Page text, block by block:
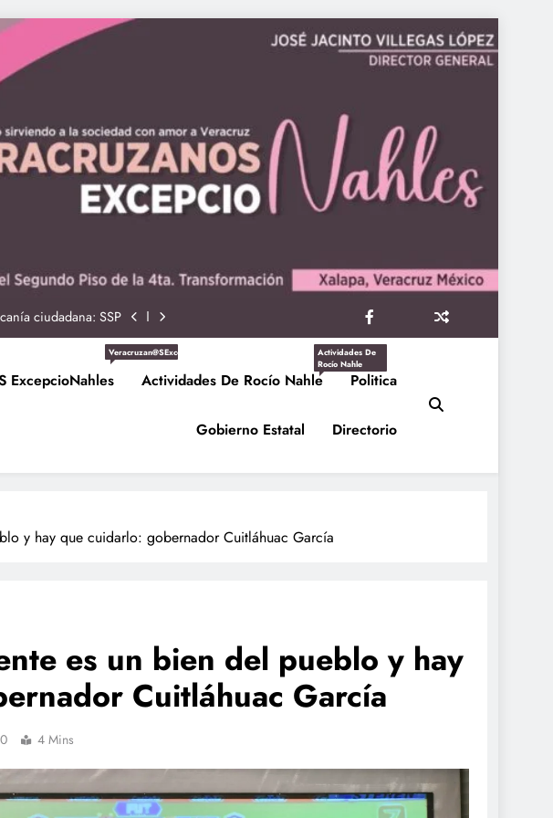
destinos turísticos
de cadetes
ciudadana: SSP
Palabra y a la Familia
destinos turísticos
ciudadana: SSP
y a la Familia
destinos turísticos
ExcepcioNahles
Veracruzan@sExcepcioNahles
Actividades De Rocío Nahle
Actividades De
Rocío Nahle
Politica
Gobierno Estatal Directorio
y hay que cuidarlo: gobernador Cuitláhuac García
es un bien del pueblo y hay
Cuitláhuac García
0 4 Mins